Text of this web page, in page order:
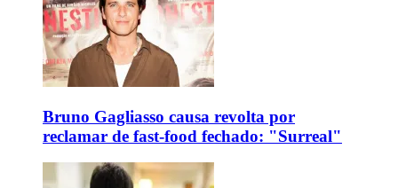
Bruno Gagliasso causa revolta por
reclamar de fast-food fechado: "Surreal"